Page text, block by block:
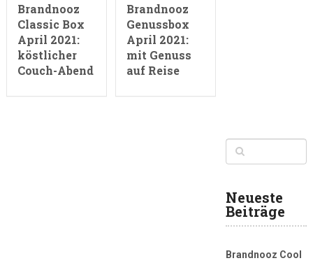
Brandnooz
Classic Box
April 2021:
köstlicher
Couch-Abend
Brandnooz
Genussbox
April 2021:
mit Genuss
auf Reise
Neueste
Beiträge
Brandnooz Cool